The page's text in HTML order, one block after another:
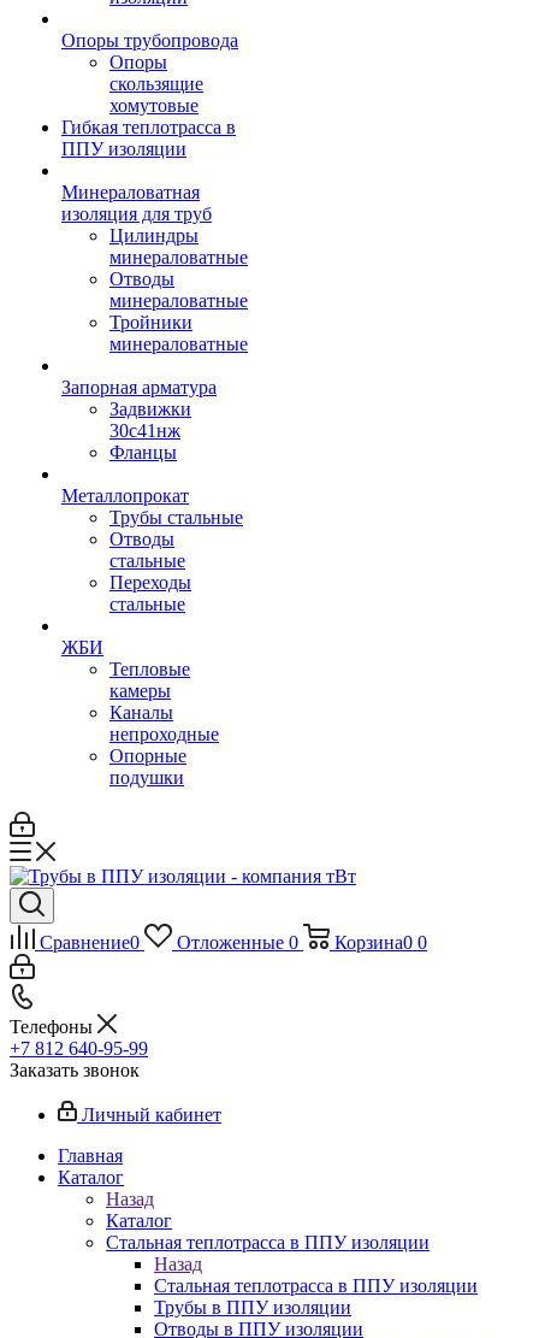
Опоры трубопровода
Опоры
скользящие
хомутовые
Гибкая теплотрасса в
ППУ изоляции
Минераловатная
изоляция для труб
Цилиндры
минераловатные
Отводы
минераловатные
Тройники
минераловатные
Запорная арматура
Задвижки
30с41нж
Фланцы
Металлопрокат
Трубы стальные
Отводы
стальные
Переходы
стальные
ЖБИ
Тепловые
камеры
Каналы
непроходные
Опорные
подушки
Сравнение0 Отложенные 0 Корзина0 0
Телефоны
+7 812 640-95-99
Заказать звонок
Личный кабинет
Главная
Каталог
Назад
Каталог
Стальная теплотрасса в ППУ изоляции
Назад
Стальная теплотрасса в ППУ изоляции
Трубы в ППУ изоляции
Отводы в ППУ изоляции